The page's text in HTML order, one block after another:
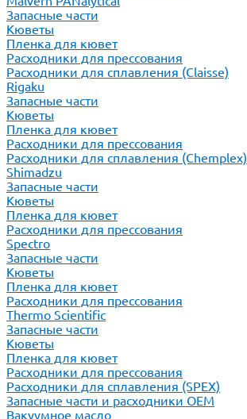
Запасные части
Кюветы
Пленка для кювет
Расходники для прессования
Расходники для сплавления (Claisse)
Rigaku
Запасные части
Кюветы
Пленка для кювет
Расходники для прессования
Расходники для сплавления (Chemplex)
Shimadzu
Запасные части
Кюветы
Пленка для кювет
Расходники для прессования
Spectro
Запасные части
Кюветы
Пленка для кювет
Расходники для прессования
Thermo Scientific
Запасные части
Кюветы
Пленка для кювет
Расходники для прессования
Расходники для сплавления (SPEX)
Запасные части и расходники ОЕМ
Вакуумное масло